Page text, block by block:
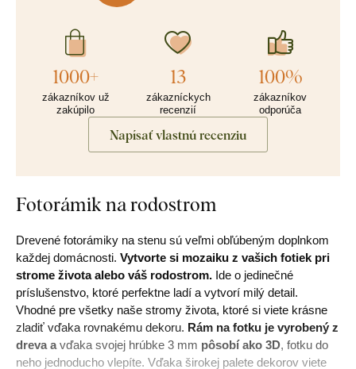
1000+
zákazníkov už
zakúpilo
13
zákazníckych
recenzií
100%
zákazníkov
odporúča
Napísať vlastnú recenziu
Fotorámik na rodostrom
Drevené fotorámiky na stenu sú veľmi obľúbeným doplnkom
každej domácnosti. Vytvorte si mozaiku z vašich fotiek pri
strome života alebo váš rodostrom. Ide o jedinečné
príslušenstvo, ktoré perfektne ladí a vytvorí milý detail.
Vhodné pre všetky naše stromy života, ktoré si viete krásne
zladiť vďaka rovnakému dekoru. Rám na fotku je vyrobený z
dreva a vďaka svojej hrúbke 3 mm pôsobí ako 3D, fotku do
neho jednoducho vlepíte. Vďaka širokej palete dekorov viete